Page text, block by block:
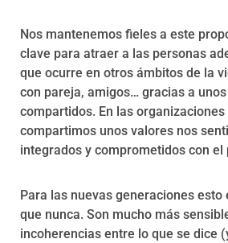
Nos mantenemos fieles a este
clave para atraer a las personas
que ocurre en otros ámbitos de la
con pareja, amigos… gracias a
compartidos. En las
compartimos unos valores nos
integrados y comprometidos con el
Para las nuevas generaciones esto
que nunca. Son mucho más
incoherencias entre lo que se dice